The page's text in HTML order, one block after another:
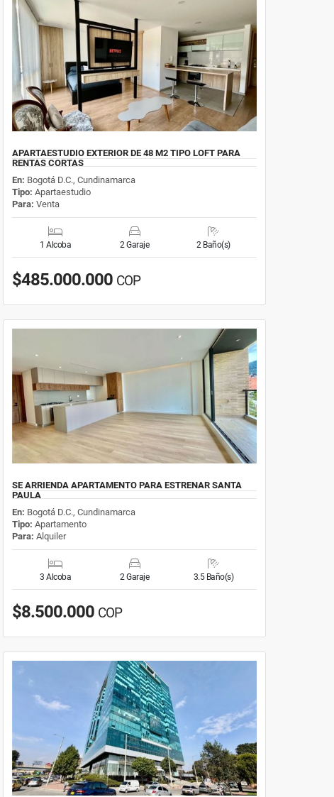
APARTAESTUDIO EXTERIOR DE 48 M2 TIPO LOFT PARA
RENTAS CORTAS
En: Bogotá D.C., Cundinamarca
Tipo: Apartaestudio
Para: Venta
1 Alcoba 2 Garaje 2 Baño(s)
$485.000.000 COP
SE ARRIENDA APARTAMENTO PARA ESTRENAR SANTA
PAULA
En: Bogotá D.C., Cundinamarca
Tipo: Apartamento
Para: Alquiler
3 Alcoba 2 Garaje 3.5 Baño(s)
$8.500.000 COP